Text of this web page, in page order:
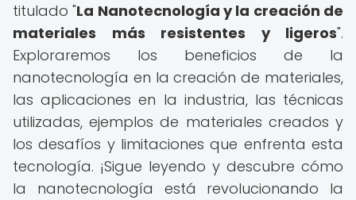
titulado "La Nanotecnología y la creación de
materiales más resistentes y ligeros".
Exploraremos los beneficios de la
nanotecnología en la creación de materiales,
las aplicaciones en la industria, las técnicas
utilizadas, ejemplos de materiales creados y
los desafíos y limitaciones que enfrenta esta
tecnología. ¡Sigue leyendo y descubre cómo
la nanotecnología está revolucionando la